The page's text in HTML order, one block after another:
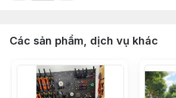
Các sản phẩm, dịch vụ khác